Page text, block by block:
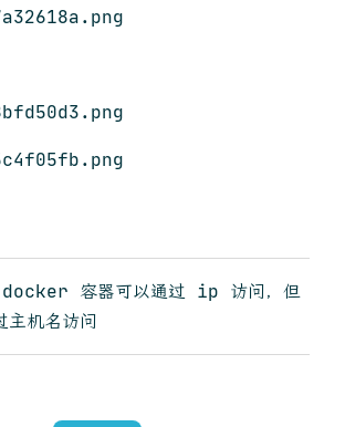
docker 容器可以通过 ip 访问，但
主机名访问